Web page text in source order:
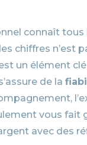
connaît
chiffres n’est
un élément
de la
vous fait
avec des